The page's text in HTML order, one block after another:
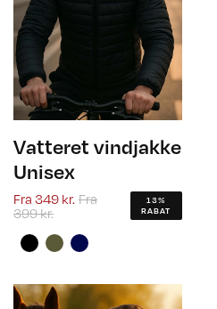
Vatteret vindjakke
Unisex
Fra 349 kr. Fra
399 kr.
13%
RABAT